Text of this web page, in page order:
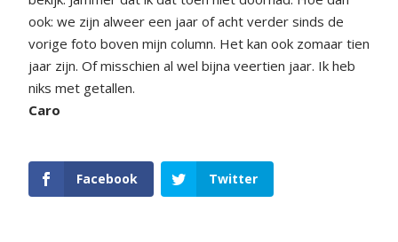
ook: we zijn alweer een jaar of acht verder sinds de
vorige foto boven mijn column. Het kan ook zomaar tien
jaar zijn. Of misschien al wel bijna veertien jaar. Ik heb
niks met getallen.
Caro
Facebook Twitter